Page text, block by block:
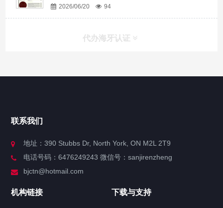
2026/06/20 94
代办海牙认证
服务分类
联系我们
地址：390 Stubbs Dr, North York, ON M2L 2T9
电话号码：6476249243 微信号：sanjirenzheng
bjctn@hotmail.com
机构链接 下载与支持